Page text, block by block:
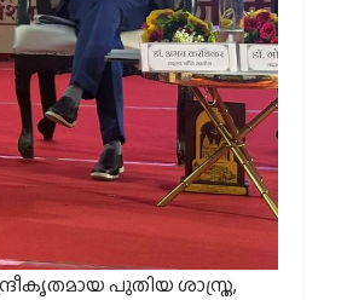
പുതിയ ശാസ്ത്ര,